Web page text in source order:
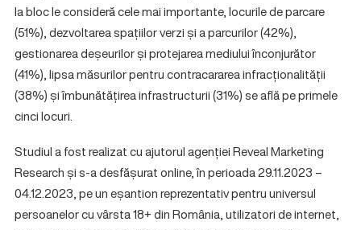
la bloc le consideră cele mai importante, locurile de parcare
(51%), dezvoltarea spațiilor verzi și a parcurilor (42%),
gestionarea deșeurilor și protejarea mediului înconjurător
(41%), lipsa măsurilor pentru contracararea infracționalității
(38%) și îmbunătățirea infrastructurii (31%) se află pe primele
cinci locuri.
Studiul a fost realizat cu ajutorul agenției Reveal Marketing
Research și s-a desfășurat online, în perioada 29.11.2023 –
04.12.2023, pe un eșantion reprezentativ pentru universul
persoanelor cu vârsta 18+ din România, utilizatori de internet,